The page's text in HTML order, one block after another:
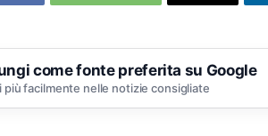
come fonte preferita su Google
più facilmente nelle notizie consigliate